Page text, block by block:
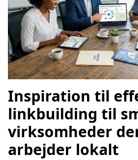
Inspiration til
linkbuilding til
virksomheder
arbejder lokalt